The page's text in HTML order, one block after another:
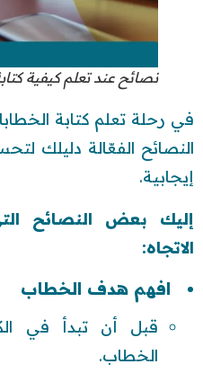
نصائح عند تعلم كيفية
في رحلة تعلم كتابة
النصائح الفعّالة دليلك
إيجابية.
إليك بعض النصائح
الاتجاه:
افهم هدف الخطاب
قبل أن تبدأ في
الخطاب.